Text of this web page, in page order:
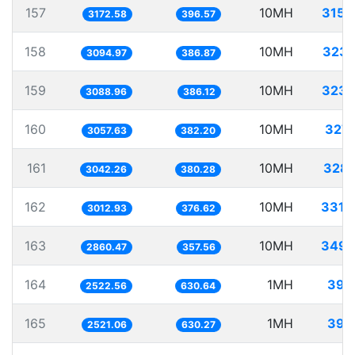
157 3172.58 396.57 10MH
158 3094.97 386.87 10MH
159 3088.96 386.12 10MH
160 3057.63 382.20 10MH
161 3042.26 380.28 10MH
162 3012.93 376.62 10MH
163 2860.47 357.56 10MH
164 2522.56 630.64 1MH
165 2521.06 630.27 1MH